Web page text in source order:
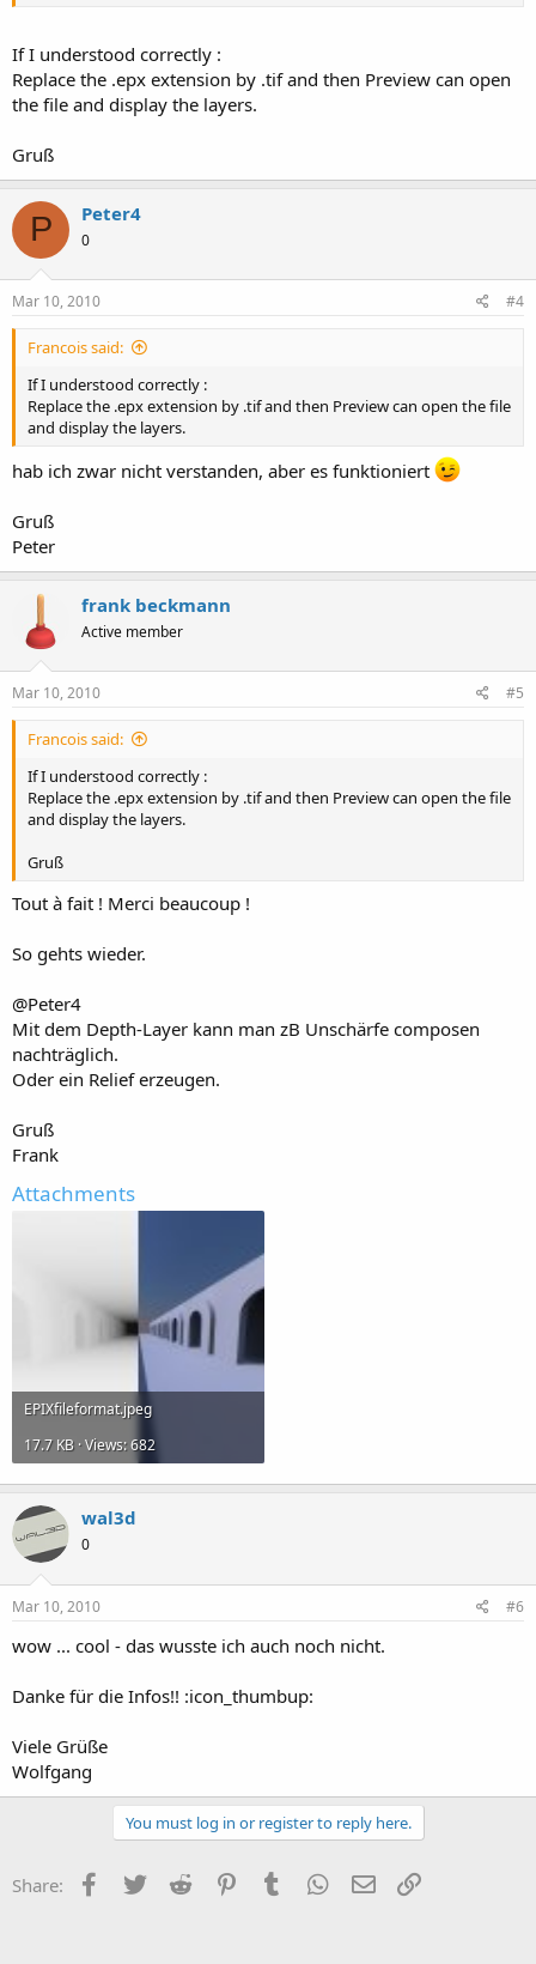
Gruß
Frank
If I understood correctly :
Replace the .epx extension by .tif and then Preview can open
the file and display the layers.
Gruß
P Peter4
0
Mar 10, 2010 #4
Francois said:
If I understood correctly :
Replace the .epx extension by .tif and then Preview can open the file
and display the layers.
hab ich zwar nicht verstanden, aber es funktioniert
Gruß
Peter
frank beckmann
Active member
Mar 10, 2010 #5
Francois said:
If I understood correctly :
Replace the .epx extension by .tif and then Preview can open the file
and display the layers.
Gruß
Tout à fait ! Merci beaucoup !
So gehts wieder.
@Peter4
Mit dem Depth-Layer kann man zB Unschärfe composen
nachträglich.
Oder ein Relief erzeugen.
Gruß
Frank
Attachments
EPIXfileformat.jpeg
17.7 KB · Views: 682
wal3d
0
Mar 10, 2010 #6
wow ... cool - das wusste ich auch noch nicht.
Danke für die Infos!! :icon_thumbup:
Viele Grüße
Wolfgang
You must log in or register to reply here.
Share: Facebook
Twitter Reddit PinterestTumblr WhatsApp
Email